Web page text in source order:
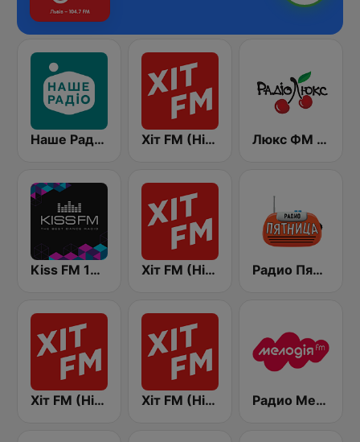
Наше Радио (Nashe Radio) 107.9 Хіт FM (Hit FM) Люкс ФМ Україна - Lux FM Ukraine
Kiss FM 106.5 (Кисc ФМ) Хіт FM (Hit FM) - Top Радио Пятница (Pyatnica)
Хіт FM (Hit FM) - Best Хіт FM (Hit FM) - Ukr Радио Мелодия (Radio Melodia)